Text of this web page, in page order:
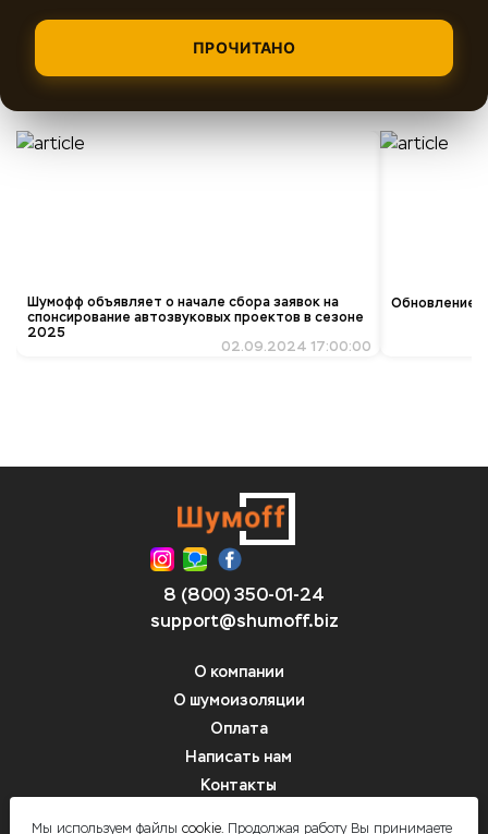
Шумофф объявляет о начале сбора заявок на
спонсирование автозвуковых проектов в сезоне
2025
02.09.2024 17:00:00
Обновление
8 (800) 350-01-24
support@shumoff.biz
О компании
О шумоизоляции
Оплата
Написать нам
Контакты
Мы используем файлы cookie.Продолжая работу Вы принимаете
ПРОЧИТАНО